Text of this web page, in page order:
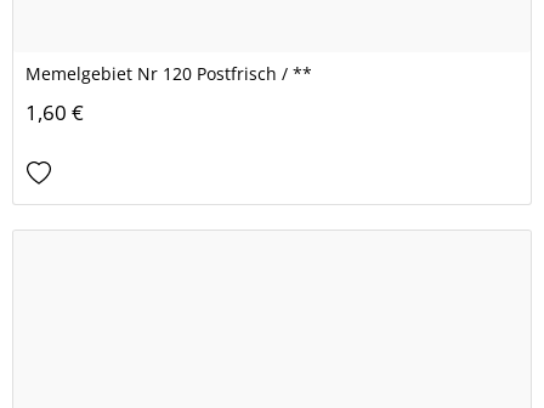
Memelgebiet Nr 120 Postfrisch / **
1,60 €